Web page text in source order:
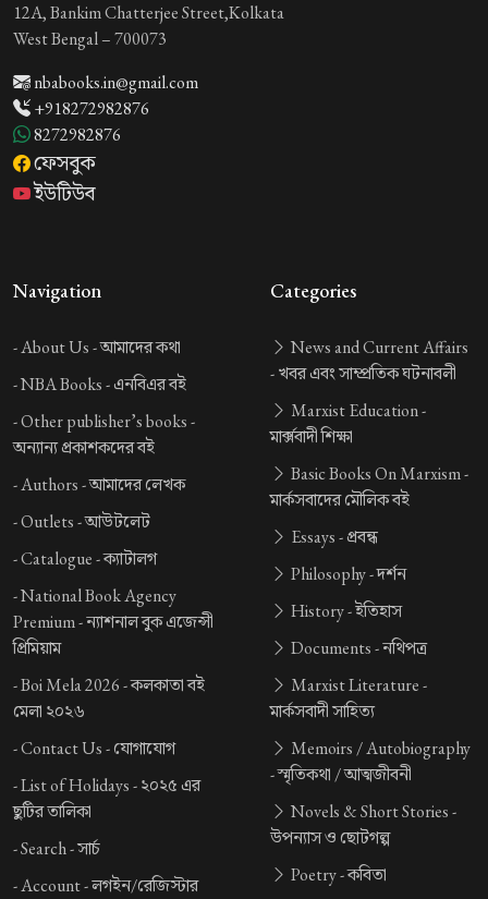
12A, Bankim Chatterjee Street,Kolkata
West Bengal – 700073
nbabooks.in@gmail.com
+918272982876
8272982876
ফেসবুক
ইউটিউব
Navigation
-About Us -আমাদের কথা
-NBA Books -এনবিএর বই
-Other publisher’s books -
অন্যান্য প্রকাশকদের বই
-Authors -আমাদের লেখক
-Outlets -আউটলেট
-Catalogue -ক্যাটালগ
-National Book Agency
Premium -ন্যাশনাল বুক এজেন্সী
প্রিমিয়াম
-Boi Mela 2026 -কলকাতা বই
মেলা ২০২৬
-Contact Us -যোগাযোগ
-List of Holidays -২০২৫ এর
ছুটির তালিকা
-Search -সার্চ
-Account -লগইন/রেজিস্টার
Categories
News and Current Affairs
-খবর এবং সাম্প্রতিক ঘটনাবলী
Marxist Education -
মার্ক্সবাদী শিক্ষা
Basic Books On Marxism -
মার্কসবাদের মৌলিক বই
Essays -প্রবন্ধ
Philosophy -দর্শন
History -ইতিহাস
Documents -নথিপত্র
Marxist Literature -
মার্কসবাদী সাহিত্য
Memoirs / Autobiography
-স্মৃতিকথা / আত্মজীবনী
Novels & Short Stories -
উপন্যাস ও ছোটগল্প
Poetry -কবিতা